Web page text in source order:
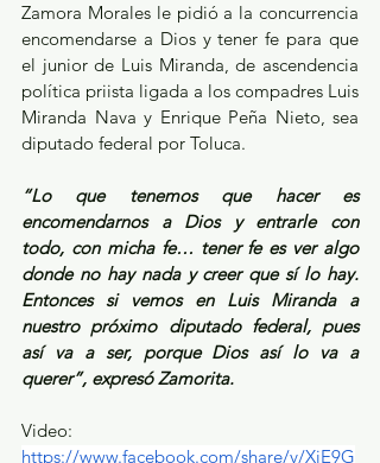
Zamora Morales le pidió a la concurrencia
encomendarse a Dios y tener fe para que
el junior de Luis Miranda, de ascendencia
política priista ligada a los compadres Luis
Miranda Nava y Enrique Peña Nieto, sea
diputado federal por Toluca.
“Lo que tenemos que hacer es
encomendarnos a Dios y entrarle con
todo, con micha fe… tener fe es ver algo
donde no hay nada y creer que sí lo hay.
Entonces si vemos en Luis Miranda a
nuestro próximo diputado federal, pues
así va a ser, porque Dios así lo va a
querer”, expresó Zamorita.
https://www.facebook.com/share/v/XjE9G